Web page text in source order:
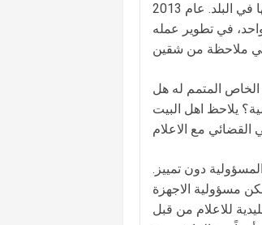
القضاء من الناس وتنزله من عليائه من دون النيل من موقعه كأعلى سلطة تتمتع باستقلاليتها في البلد. عام 2013
في تطوير عمله
المتمم له هل
يلاحظ اهل البيت
دون تمييز.
مسؤولية الاجهزة
للاعلام من قبل